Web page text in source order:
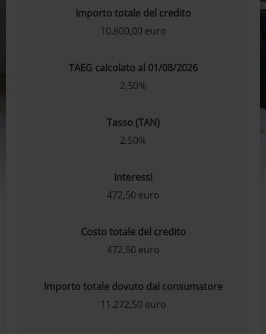
Importo totale del credito
10.800,00 euro
TAEG calcolato al 01/08/2026
2,50%
Tasso (TAN)
2,50%
Interessi
472,50 euro
Costo totale del credito
472,50 euro
Importo totale dovuto dal consumatore
11.272,50 euro